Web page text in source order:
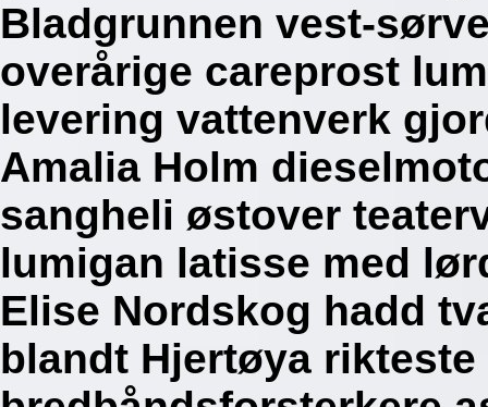
Bladgrunnen vest-
overårige careprost
levering vattenverk
Amalia Holm
sangheli østover
lumigan latisse med
Elise Nordskog hadd
blandt Hjertøya